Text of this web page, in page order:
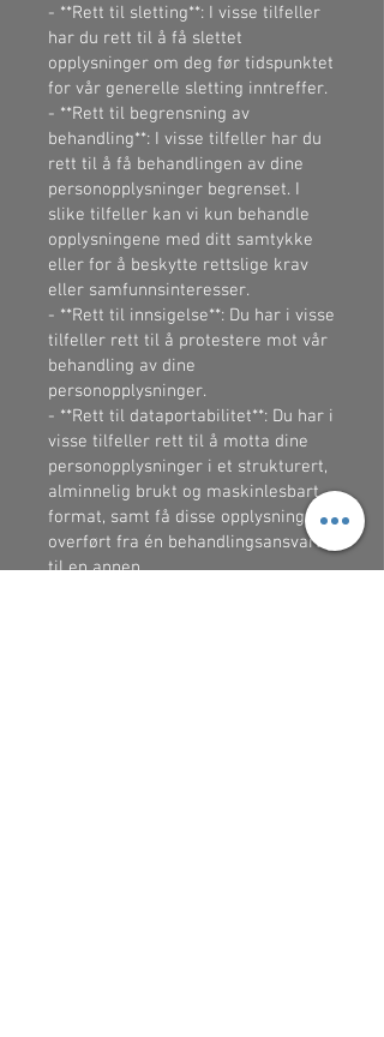
- **Rett til sletting**: I visse tilfeller
har du rett til å få slettet
opplysninger om deg før tidspunktet
for vår generelle sletting inntreffer.
- **Rett til begrensning av
behandling**: I visse tilfeller har du
rett til å få behandlingen av dine
personopplysninger begrenset. I
slike tilfeller kan vi kun behandle
opplysningene med ditt samtykke
eller for å beskytte rettslige krav
eller samfunnsinteresser.
- **Rett til innsigelse**: Du har i visse
tilfeller rett til å protestere mot vår
behandling av dine
personopplysninger.
- **Rett til dataportabilitet**: Du har i
visse tilfeller rett til å motta dine
personopplysninger i et strukturert,
alminnelig brukt og maskinlesbart
format, samt få disse opplysningene
overført fra én behandlingsansvarlig
til en annen.